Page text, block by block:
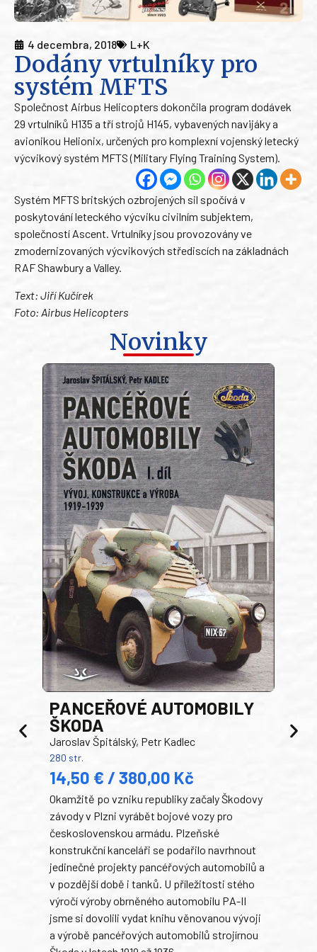
4 decembra, 2018 L+K
Dodány vrtulníky pro
systém MFTS
Společnost Airbus Helicopters dokončila program dodávek
29 vrtulníků H135 a tří strojů H145, vybavených navijáky a
avionikou Helionix, určených pro komplexní vojenský letecký
výcvikový systém MFTS (Military Flying Training System).
Systém MFTS britských ozbrojených sil spočívá v
poskytování leteckého výcviku civilním subjektem,
společností Ascent. Vrtulníky jsou provozovány ve
zmodernizovaných výcvikových střediscích na základnách
RAF Shawbury a Valley.
Text: Jiří Kučírek
Foto: Airbus Helicopters
Novinky
PANCEŘOVÉ AUTOMOBILY
ŠKODA
Jaroslav Špitálský, Petr Kadlec
280 str.
14,50 € / 380,00 Kč
Okamžitě po vzniku republiky začaly Škodovy
závody v Plzni vyrábět bojové vozy pro
československou armádu. Plzeňské
konstrukční kanceláři se podařilo navrhnout
jedinečné projekty pancéřových automobilů a
v pozdější době i tanků. U příležitosti stého
výročí výroby obrněného automobilu PA-II
jsme si dovolili vydat knihu věnovanou vývoji
a výrobě pancéřových automobilů strojírnou